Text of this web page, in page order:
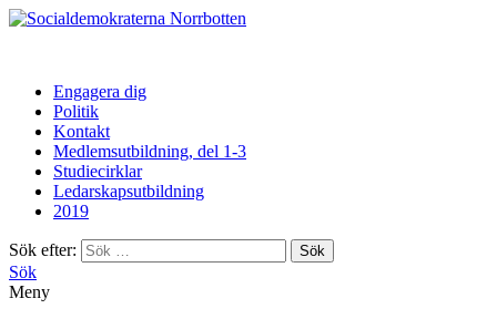
Norrbotten
Engagera dig
Politik
Kontakt
Medlemsutbildning, del 1-3
Studiecirklar
Ledarskapsutbildning
2019
Sök efter:
Sök
Meny